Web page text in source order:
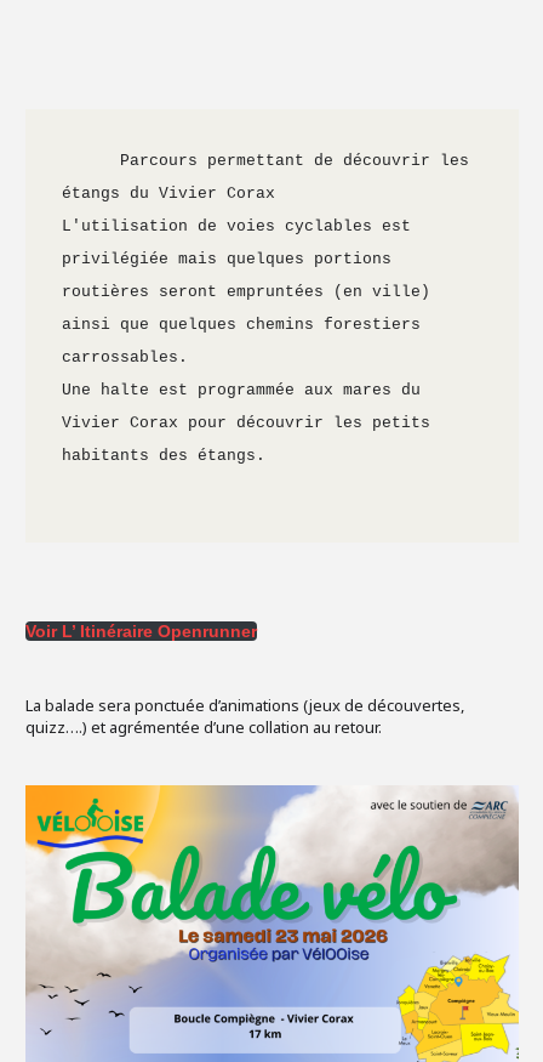
étangs du Vivier Corax
L'utilisation de voies cyclables est
privilégiée mais quelques portions
routières seront empruntées (en ville)
ainsi que quelques chemins forestiers
carrossables.
Une halte est programmée aux mares du
Vivier Corax pour découvrir les petits
habitants des étangs.
Voir L’ Itinéraire Openrunner
La balade sera ponctuée d’animations (jeux de découvertes,
quizz….) et agrémentée d’une collation au retour.